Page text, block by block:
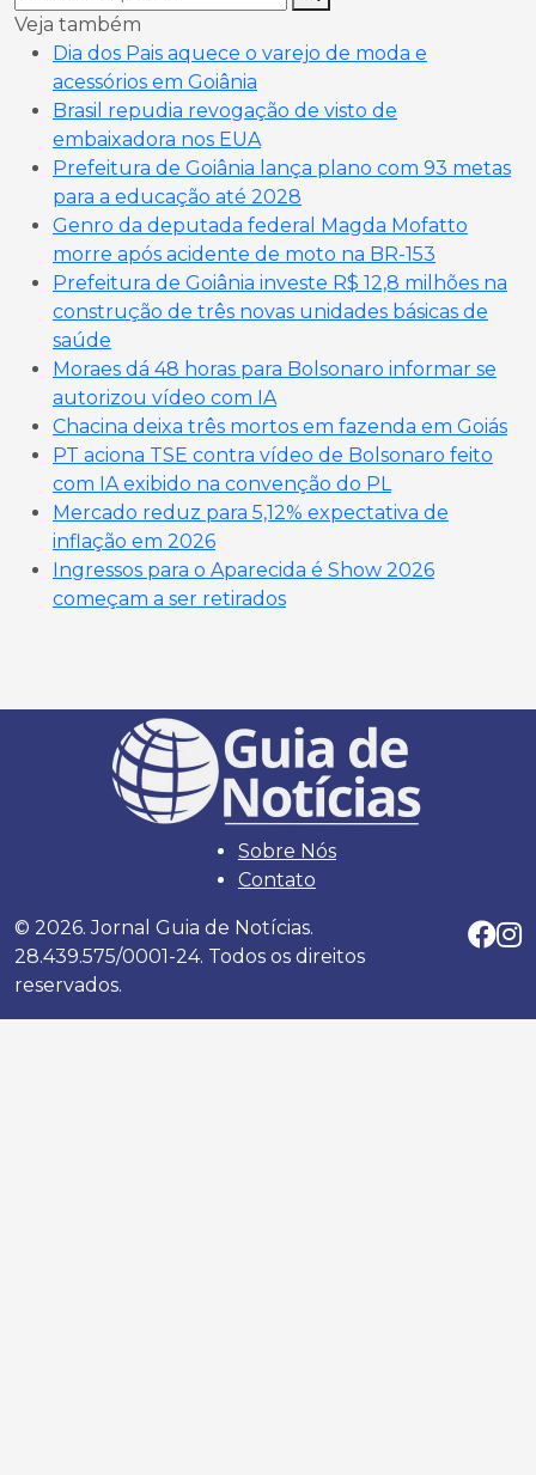
Veja também
Dia dos Pais aquece o varejo de moda e
acessórios em Goiânia
Brasil repudia revogação de visto de
embaixadora nos EUA
Prefeitura de Goiânia lança plano com 93 metas
para a educação até 2028
Genro da deputada federal Magda Mofatto
morre após acidente de moto na BR-153
Prefeitura de Goiânia investe R$ 12,8 milhões na
construção de três novas unidades básicas de
saúde
Moraes dá 48 horas para Bolsonaro informar se
autorizou vídeo com IA
Chacina deixa três mortos em fazenda em Goiás
PT aciona TSE contra vídeo de Bolsonaro feito
com IA exibido na convenção do PL
Mercado reduz para 5,12% expectativa de
inflação em 2026
Ingressos para o Aparecida é Show 2026
começam a ser retirados
Sobre Nós
Contato
© 2026. Jornal Guia de Notícias.
28.439.575/0001-24. Todos os direitos
reservados.